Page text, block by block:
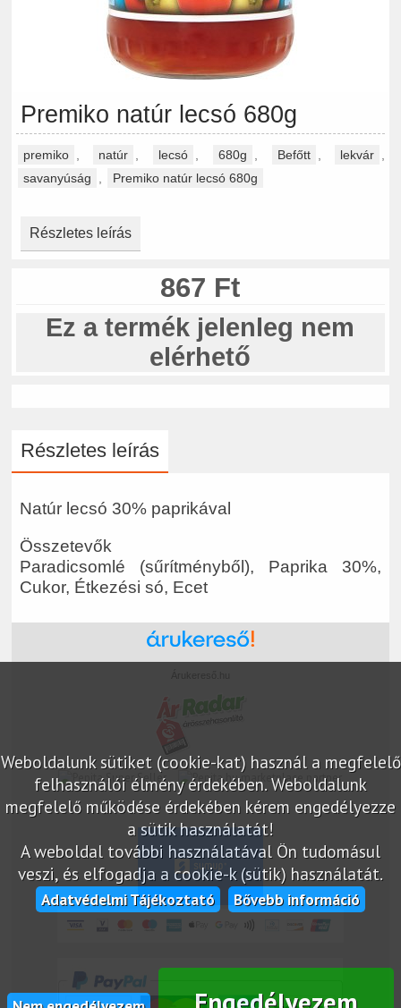
Premiko natúr lecsó 680g
premiko natúr lecsó 680g Befőtt lekvár
savanyúság
Premiko natúr lecsó 680g
Részletes leírás
867 Ft
Ez a termék jelenleg nem
elérhető
Részletes leírás
Natúr lecsó 30% paprikával
Összetevők
Paradicsomlé (sűrítményből), Paprika 30%,
Cukor, Étkezési só, Ecet
Weboldalunk sütiket (cookie-kat) használ a megfelelő
felhasználói élmény érdekében. Weboldalunk
megfelelő működése érdekében kérem engedélyezze
a sütik használatát!
A weboldal további használatával Ön tudomásul
veszi, és elfogadja a cookie-k (sütik) használatát.
Adatvédelmi Tájékoztató Bővebb információ
marketplace partner